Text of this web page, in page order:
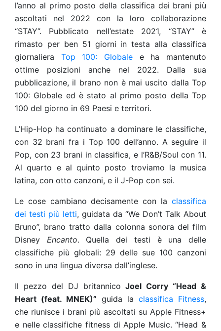
l’anno al primo posto della classifica dei brani più
ascoltati nel 2022 con la loro collaborazione
“STAY”. Pubblicato nell’estate 2021, “STAY” è
rimasto per ben 51 giorni in testa alla classifica
giornaliera Top 100: Globale e ha mantenuto
ottime posizioni anche nel 2022. Dalla sua
pubblicazione, il brano non è mai uscito dalla Top
100: Globale ed è stato al primo posto della Top
100 del giorno in 69 Paesi e territori.
L’Hip-Hop ha continuato a dominare le classifiche,
con 32 brani fra i Top 100 dell’anno. A seguire il
Pop, con 23 brani in classifica, e l’R&B/Soul con 11.
Al quarto e al quinto posto troviamo la musica
latina, con otto canzoni, e il J-Pop con sei.
Le cose cambiano decisamente con la classifica
dei testi più letti, guidata da “We Don’t Talk About
Bruno”, brano tratto dalla colonna sonora del film
Disney Encanto. Quella dei testi è una delle
classifiche più globali: 29 delle sue 100 canzoni
sono in una lingua diversa dall’inglese.
Il pezzo del DJ britannicoJoel Corry “Head &
Heart (feat. MNEK)” guida la classifica Fitness,
che riunisce i brani più ascoltati su Apple Fitness+
e nelle classifiche fitness di Apple Music. “Head &